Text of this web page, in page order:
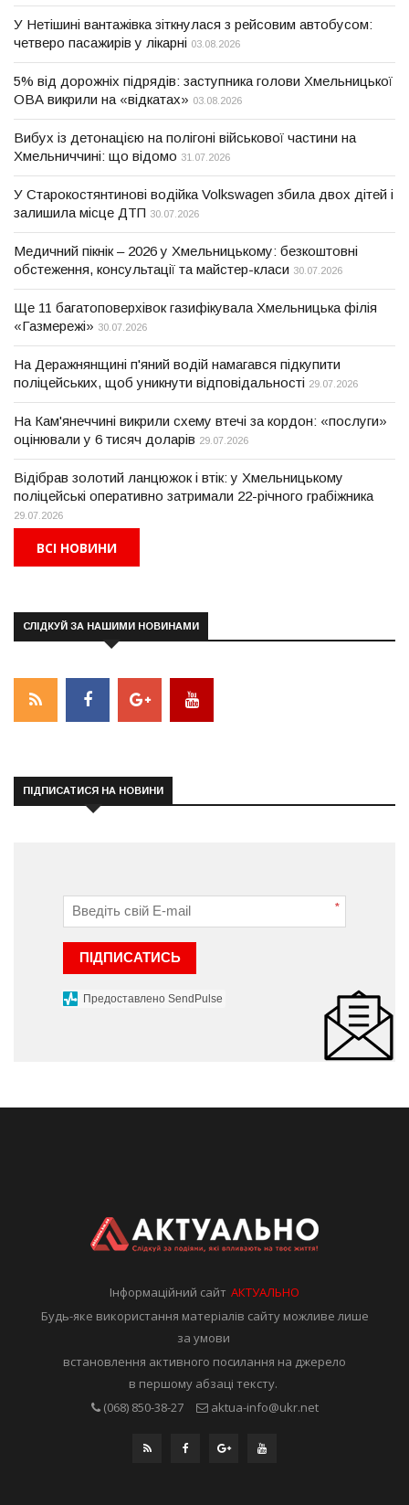
У Нетішині вантажівка зіткнулася з рейсовим автобусом:
четверо пасажирів у лікарні 03.08.2026
5% від дорожніх підрядів: заступника голови Хмельницької
ОВА викрили на «відкатах» 03.08.2026
Вибух із детонацією на полігоні військової частини на
Хмельниччині: що відомо 31.07.2026
У Старокостянтинові водійка Volkswagen збила двох дітей і
залишила місце ДТП 30.07.2026
Медичний пікнік – 2026 у Хмельницькому: безкоштовні
обстеження, консультації та майстер-класи 30.07.2026
Ще 11 багатоповерхівок газифікувала Хмельницька філія
«Газмережі» 30.07.2026
На Деражнянщині п'яний водій намагався підкупити
поліцейських, щоб уникнути відповідальності 29.07.2026
На Кам'янеччині викрили схему втечі за кордон: «послуги»
оцінювали у 6 тисяч доларів 29.07.2026
Відібрав золотий ланцюжок і втік: у Хмельницькому
поліцейські оперативно затримали 22-річного грабіжника
29.07.2026
ВСІ НОВИНИ
СЛІДКУЙ ЗА НАШИМИ НОВИНАМИ
ПІДПИСАТИСЯ НА НОВИНИ
*
ПІДПИСАТИСЬ
Предоставлено SendPulse
Інформаційний сайтАКТУАЛЬНО
Будь-яке використання матеріалів сайту можливе лише
за умови
встановлення активного посилання на джерело
в першому абзаці тексту.
(068) 850-38-27
aktua-info@ukr.net